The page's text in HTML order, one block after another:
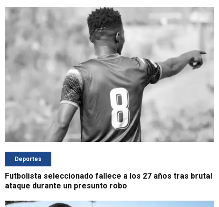
Deportes
Futbolista seleccionado fallece a los 27 años tras brutal
ataque durante un presunto robo